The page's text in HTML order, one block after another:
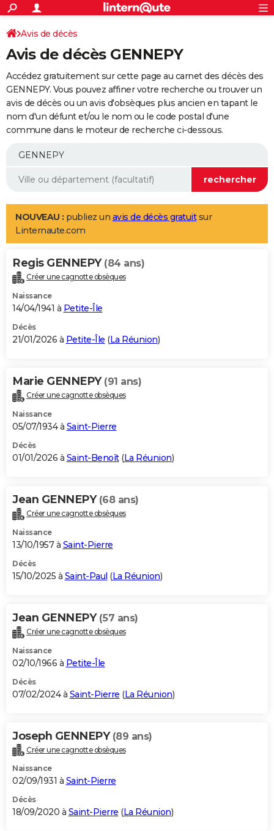
ACTUALITÉS
Politique
Société
Faits Divers
Education
Monde
Villes
+
SPORT
Coupe du monde 2026
Football
Tennis
Cyclisme
Rugby
Forum
Programme TV
TNT
Streaming
Cinéma
Sorties cinéma
Musique
+
FINANCE
Retraite
Epargne
Immobilier
Risques naturels par ville
Banque
Assurance
AUTO
Essais
Réserver un essai
Citadines
Berlines
SUV
Forum auto
+
Mobiles
Meilleur smartphone
Internet
Ordinateurs
Jeux vidéo
Guide high-tech
Aménagement intérieur
LIFESTYLE
Art de vivre
Bien-être
Loisirs
Mode
Modes de vie
Alimentation
Guide de la santé
Maladies
Médicaments
Sommeil
VOYAGE
Destinations
City break
Voyage nature
Voyage de noces
Forum
Climat
+PHOTO
GUIDES D'ACHAT
BONS PLANS
Carte de Noël
Carte Bonne année
Carte Saint-Valentin
Carte Pâques
Carte d'anniversaire
DICTIONNAIRE
Dictionnaire
Biographies
Citations
Expressions
Proverbes
PROGRAMME TV
S'inscrire
Se connecter
Lycées
Collèges
Primaires
Universités
Entreprises
Service militaire
Avis de recherche
AVIS DE DÉCÈS
Bricolage
Lifestyle
Culture
Sport
Auto
Television
Voyage
Cinema
Avis de décès
Avis de décès GENNEPY
Accédez gratuitement sur cette page au carnet des décès des
GENNEPY. Vous pouvez affiner votre recherche ou trouver un
avis de décès ou un avis d'obsèques plus ancien en tapant le
nom d'un défunt et/ou le nom ou le code postal d'une
commune dans le moteur de recherche ci-dessous.
NOUVEAU : publiez un avis de décès gratuitsur
Linternaute.com
Regis GENNEPY (84 ans)
Créer une cagnotte obsèques
Naissance
14/04/1941 à Petite-Île
Décès
21/01/2026 à Petite-Île (La Réunion)
Marie GENNEPY (91 ans)
Créer une cagnotte obsèques
Naissance
05/07/1934 à Saint-Pierre
Décès
01/01/2026 à Saint-Benoît(La Réunion)
Jean GENNEPY (68 ans)
Créer une cagnotte obsèques
Naissance
13/10/1957 à Saint-Pierre
Décès
15/10/2025 à Saint-Paul (La Réunion)
Jean GENNEPY (57 ans)
Créer une cagnotte obsèques
Naissance
02/10/1966 à Petite-Île
Décès
07/02/2024 à Saint-Pierre (La Réunion)
Joseph GENNEPY (89 ans)
Créer une cagnotte obsèques
Naissance
02/09/1931 à Saint-Pierre
Décès
18/09/2020 à Saint-Pierre (La Réunion)